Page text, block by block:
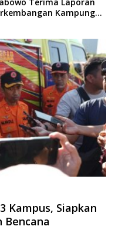
Terima Laporan
Kampung
Kampus, Siapkan
Bencana